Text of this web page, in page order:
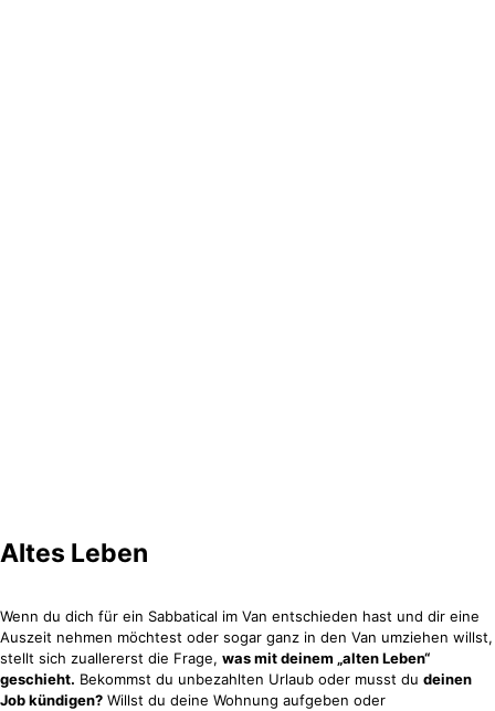
Altes Leben
Wenn du dich für ein Sabbatical im Van entschieden hast und dir eine
Auszeit nehmen möchtest oder sogar ganz in den Van umziehen willst,
stellt sich zuallererst die Frage, was mit deinem „alten Leben“
geschieht. Bekommst du unbezahlten Urlaub oder musst du deinen
Job kündigen? Willst du deine Wohnung aufgeben oder